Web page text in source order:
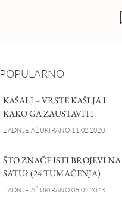
POPULARNO
KAŠALJ – VRSTE KAŠLJA I
KAKO GA ZAUSTAVITI
ZADNJE AŽURIRANO 11.02.2020.
ŠTO ZNAČE ISTI BROJEVI NA
SATU? (24 TUMAČENJA)
ZADNJE AŽURIRANO 05.04.2023.